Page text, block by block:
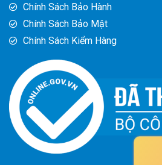
Chính Sách Bảo Hành
Chính Sách Bảo Mật
Chính Sách Kiểm Hàng